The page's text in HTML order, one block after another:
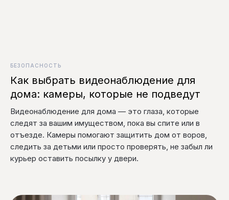
БЕЗОПАСНОСТЬ
Как выбрать видеонаблюдение для
дома: камеры, которые не подведут
Видеонаблюдение для дома — это глаза, которые
следят за вашим имуществом, пока вы спите или в
отъезде. Камеры помогают защитить дом от воров,
следить за детьми или просто проверять, не забыл ли
курьер оставить посылку у двери.